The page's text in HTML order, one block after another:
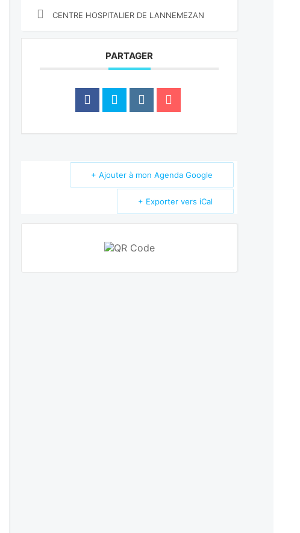
CENTRE HOSPITALIER DE LANNEMEZAN
PARTAGER
+ Ajouter à mon Agenda Google
+ Exporter vers iCal